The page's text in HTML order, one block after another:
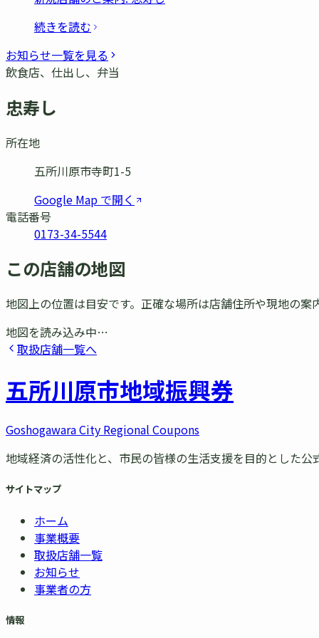
続きを読む
お知らせ一覧を見る
飲食店、仕出し、弁当
忠寿し
所在地
五所川原市寺町1-5
Google Map で開く
電話番号
0173-34-5544
この店舗の地図
地図上の位置は目安です。正確な場所は店舗住所や現地の案
地図を読み込み中…
取扱店舗一覧へ
五所川原市地域振興券
Goshogawara City Regional Coupons
地域経済の活性化と、市民の皆様の生活支援を目的とした公
サイトマップ
ホーム
事業概要
取扱店舗一覧
お知らせ
事業者の方
情報